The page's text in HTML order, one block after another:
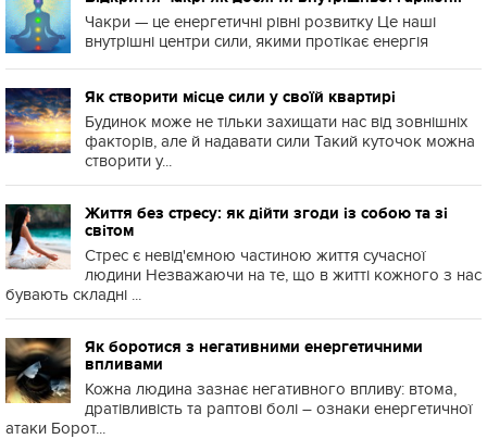
Чакри — це енергетичні рівні розвитку Це наші
внутрішні центри сили, якими протікає енергія
Як створити місце сили у своїй квартирі
Будинок може не тільки захищати нас від зовнішніх
факторів, але й надавати сили Такий куточок можна
створити у...
Життя без стресу: як дійти згоди із собою та зі
світом
Стрес є невід'ємною частиною життя сучасної
людини Незважаючи на те, що в житті кожного з нас
бувають складні ...
Як боротися з негативними енергетичними
впливами
Кожна людина зазнає негативного впливу: втома,
дратівливість та раптові болі – ознаки енергетичної
атаки Борот...